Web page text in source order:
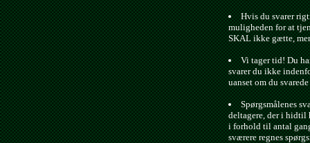
Hvis du svarer
muligheden for at
SKAL ikke gætte,
Vi tager tid! Du
svarer du ikke
uanset om du
Spørgsmålenes
deltagere, der i hidtil
i forhold til antal
sværere regnes